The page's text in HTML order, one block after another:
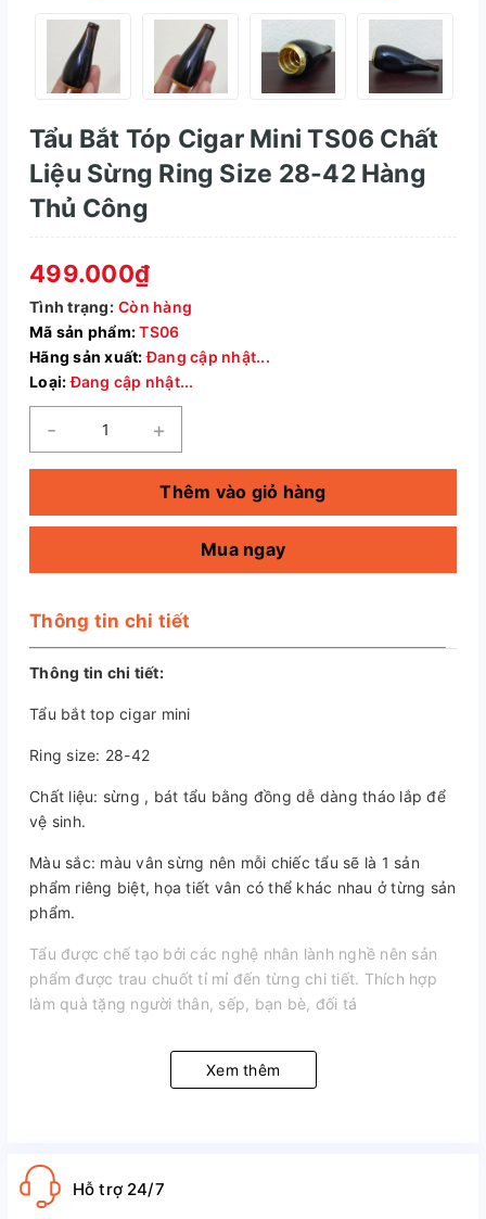
Tẩu Bắt Tóp Cigar Mini TS06 Chất
Liệu Sừng Ring Size 28-42 Hàng
Thủ Công
499.000₫
Tình trạng: Còn hàng
Mã sản phẩm:TS06
Hãng sản xuất:Đang cập nhật...
Loại:Đang cập nhật...
- +
Thêm vào giỏ hàng
Mua ngay
Thông tin chi tiết
Thông tin chi tiết:
Tẩu bắt top cigar mini
Ring size: 28-42
Chất liệu: sừng , bát tẩu bằng đồng dễ dàng tháo lắp để
vệ sinh.
Màu sắc: màu vân sừng nên mỗi chiếc tẩu sẽ là 1 sản
phẩm riêng biệt, họa tiết vân có thể khác nhau ở từng sản
phẩm.
Tẩu được chế tạo bởi các nghệ nhân lành nghề nên sản
phẩm được trau chuốt tỉ mỉ đến từng chi tiết. Thích hợp
làm quà tặng người thân, sếp, bạn bè, đối tá
Xem thêm
Hỗ trợ 24/7